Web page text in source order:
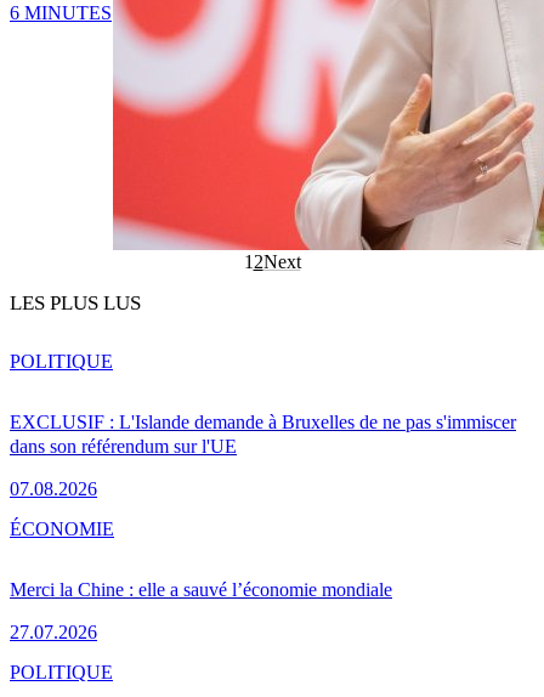
6 MINUTES
1 2Next
LES PLUS LUS
EXCLUSIF : L'Islande demande à Bruxelles de ne pas s'immiscer
dans son référendum sur l'UE
07.08.2026
POLITIQUE
Merci la Chine : elle a sauvé l’économie mondiale
27.07.2026
ÉCONOMIE
POLITIQUE